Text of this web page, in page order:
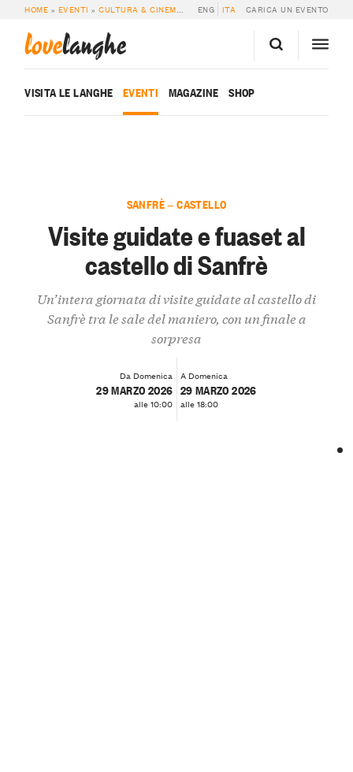
HOME » EVENTI »CULTURA & CINEMA » VISITE GUIDATE E FUASET AL
ENG ITA CARICA UN EVENTO
lovelanghe
VISITA LE LANGHE EVENTI MAGAZINE SHOP
SANFRÈ — CASTELLO
Visite guidate e fuaset al
castello di Sanfrè
Un’intera giornata di visite guidate al castello di
Sanfrè tra le sale del maniero, con un finale a
sorpresa
Da Domenica
29 MARZO 2026
alle 10:00
A Domenica
29 MARZO 2026
alle 18:00